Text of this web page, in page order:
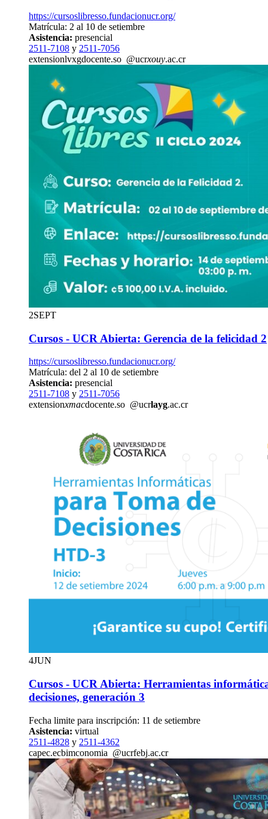
https://cursoslibresso.fundacionucr.org/
Matrícula: 2 al 10 de setiembre
Asistencia: presencial
2511-7108 y 2511-7056
extensionlvxgdocente.so @ucrxouy.ac.cr
2SEPT
Cursos - UCR Abierta: Gerencia de la felicidad 2
https://cursoslibresso.fundacionucr.org/
Matrícula: del 2 al 10 de setiembre
Asistencia: presencial
2511-7108 y 2511-7056
extensionxmacdocente.so @ucrlayg.ac.cr
4JUN
Cursos - UCR Abierta: Herramientas
decisiones, generación 3
Fecha limite para inscripción: 11 de setiembre
Asistencia: virtual
2511-4828 y 2511-4362
capec.ecbimconomia @ucrfebj.ac.cr